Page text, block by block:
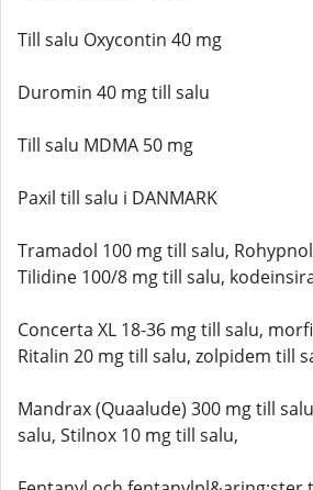
Till salu Oxycontin 40 mg
Duromin 40 mg till salu
Till salu MDMA 50 mg
Paxil till salu i DANMARK
Tramadol 100 mg till salu,
Tilidine 100/8 mg till salu,
Concerta XL 18-36 mg till salu,
Ritalin 20 mg till salu, zolpidem till
Mandrax (Quaalude) 300 mg till
salu, Stilnox 10 mg till salu,